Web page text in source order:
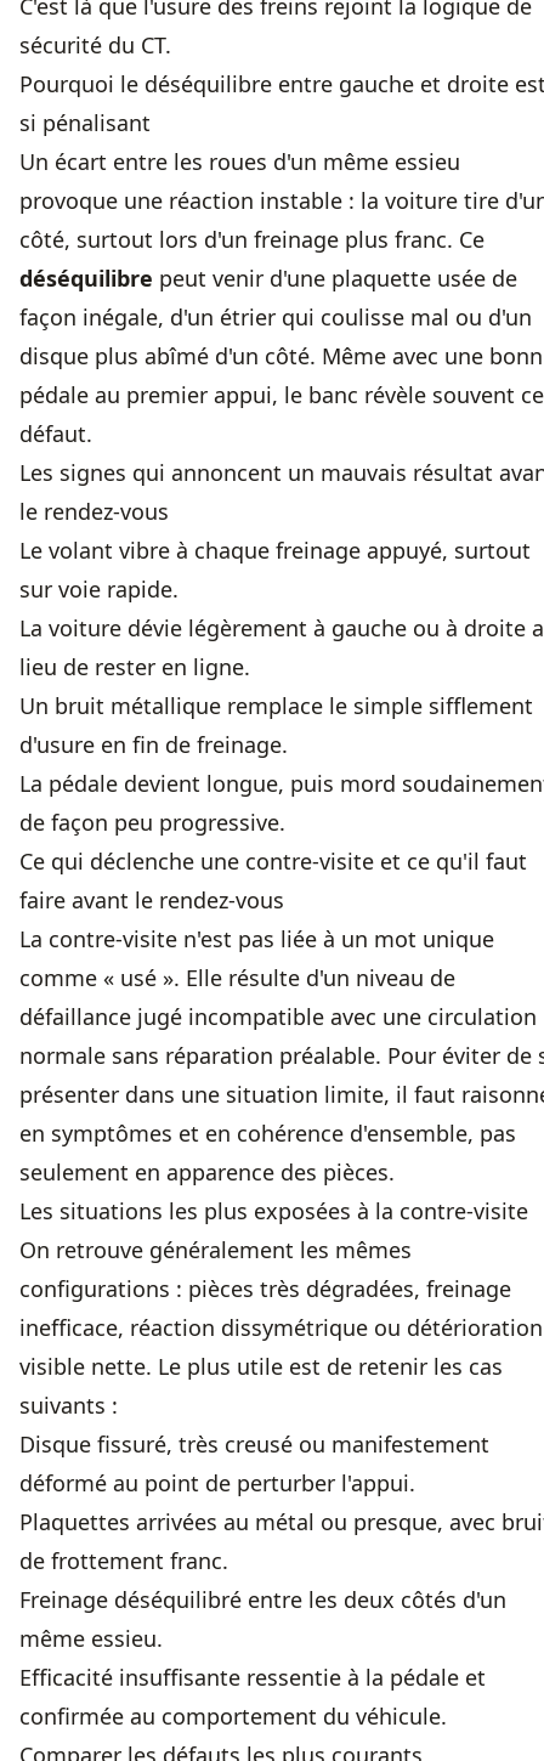
C'est là que l'usure des freins rejoint la logique de
sécurité du CT.
Pourquoi le déséquilibre entre gauche et droite
si pénalisant
Un écart entre les roues d'un même essieu
provoque une réaction instable : la voiture tire
côté, surtout lors d'un freinage plus franc. Ce
déséquilibre peut venir d'une plaquette usée de
façon inégale, d'un étrier qui coulisse mal ou d'un
disque plus abîmé d'un côté. Même avec une
pédale au premier appui, le banc révèle souvent ce
défaut.
Les signes qui annoncent un mauvais résultat
le rendez-vous
Le volant vibre à chaque freinage appuyé, surtout
sur voie rapide.
La voiture dévie légèrement à gauche ou à droite
lieu de rester en ligne.
Un bruit métallique remplace le simple sifflement
d'usure en fin de freinage.
La pédale devient longue, puis mord
de façon peu progressive.
Ce qui déclenche une contre-visite et ce qu'il faut
faire avant le rendez-vous
La contre-visite n'est pas liée à un mot unique
comme « usé ». Elle résulte d'un niveau de
défaillance jugé incompatible avec une circulation
normale sans réparation préalable. Pour éviter de
présenter dans une situation limite, il faut
en symptômes et en cohérence d'ensemble, pas
seulement en apparence des pièces.
Les situations les plus exposées à la contre-visite
On retrouve généralement les mêmes
configurations : pièces très dégradées, freinage
inefficace, réaction dissymétrique ou détérioration
visible nette. Le plus utile est de retenir les cas
suivants :
Disque fissuré, très creusé ou manifestement
déformé au point de perturber l'appui.
Plaquettes arrivées au métal ou presque, avec
de frottement franc.
Freinage déséquilibré entre les deux côtés d'un
même essieu.
Efficacité insuffisante ressentie à la pédale et
confirmée au comportement du véhicule.